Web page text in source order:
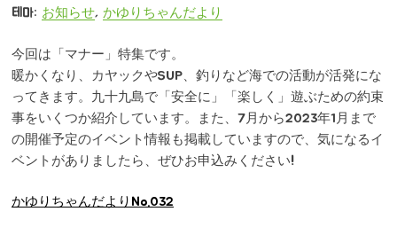
테마: お知らせ, かゆりちゃんだより
今回は「マナー」特集です。
暖かくなり、カヤックやSUP、釣りなど海での活動が活発にな
ってきます。九十九島で「安全に」「楽しく」遊ぶための約束
事をいくつか紹介しています。また、7月から2023年1月まで
の開催予定のイベント情報も掲載していますので、気になるイ
ベントがありましたら、ぜひお申込みください!
かゆりちゃんだよりNo.032